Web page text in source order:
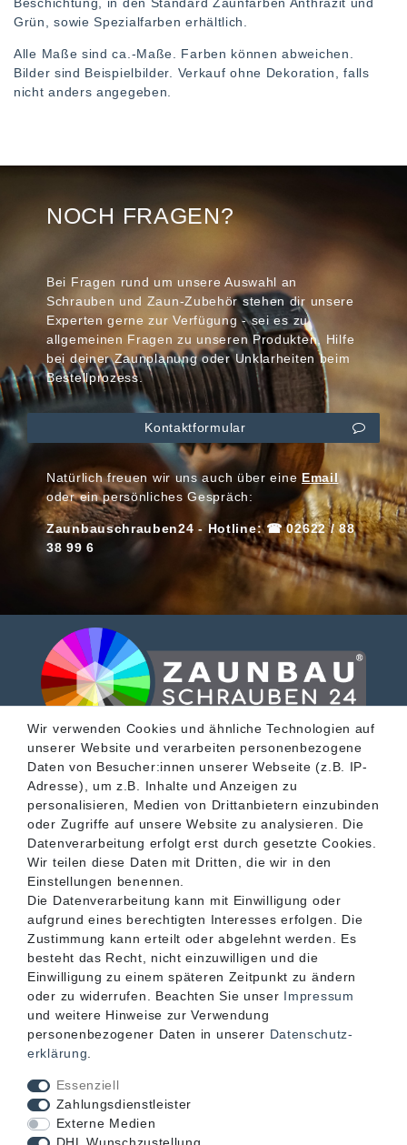
Grün, sowie Spezialfarben erhältlich.
Alle Maße sind ca.-Maße. Farben können abweichen.
Bilder sind Beispielbilder. Verkauf ohne Dekoration, falls
nicht anders angegeben.
NOCH FRAGEN?
Bei Fragen rund um unsere Auswahl an
Schrauben und Zaun-Zubehör stehen dir unsere
Experten gerne zur Verfügung - sei es zu
allgemeinen Fragen zu unseren Produkten, Hilfe
bei deiner Zaunplanung oder Unklarheiten beim
Bestellprozess.
Kontaktformular
Natürlich freuen wir uns auch über eineEmail
oder ein persönliches Gespräch:
Zaunbauschrauben24 - Hotline: ☎ 02622 / 88
38 99 6
SERVICE
INFORMATIONEN
KONTAKT
Wir verwenden Cookies und ähnliche Technologien auf
unserer Website und verarbeiten personenbezogene
Daten von Besucher:innen unserer Webseite (z.B. IP-
Adresse), um z.B. Inhalte und Anzeigen zu
personalisieren, Medien von Drittanbietern einzubinden
oder Zugriffe auf unsere Website zu analysieren. Die
Datenverarbeitung erfolgt erst durch gesetzte Cookies.
Wir teilen diese Daten mit Dritten, die wir in den
Einstellungen benennen.
Die Datenverarbeitung kann mit Einwilligung oder
aufgrund eines berechtigten Interesses erfolgen. Die
Zustimmung kann erteilt oder abgelehnt werden. Es
besteht das Recht, nicht einzuwilligen und die
Einwilligung zu einem späteren Zeitpunkt zu ändern
oder zu widerrufen. Beachten Sie unser Impressum
und weitere Hinweise zur Verwendung
personenbezogener Daten in unserer Daten­schutz­
erklärung
Essenziell
Zahlungsdienstleister
Externe Medien